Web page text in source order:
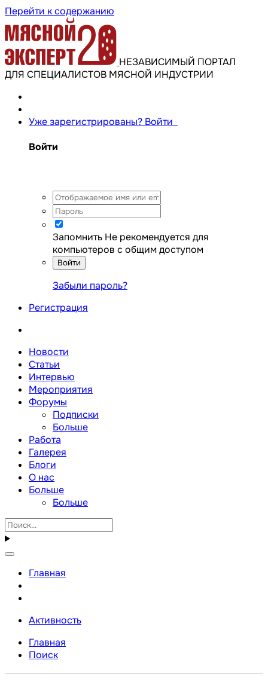
Перейти к содержанию
НЕЗАВИСИМЫЙ ПОРТАЛ
ДЛЯ СПЕЦИАЛИСТОВ МЯСНОЙ ИНДУСТРИИ
Уже зарегистрированы? Войти
Войти
Запомнить Не рекомендуется для
компьютеров с общим доступом
Войти
Забыли пароль?
Регистрация
Новости
Статьи
Интервью
Мероприятия
Форумы
Подписки
Больше
Работа
Галерея
Блоги
О нас
Больше
Больше
Главная
Активность
Главная
Поиск